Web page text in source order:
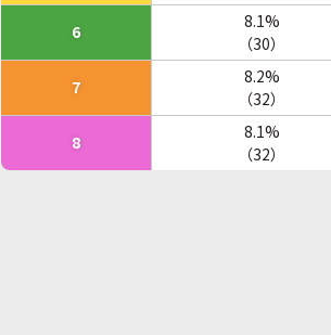
6
8.1%
（30）
7
8.2%
（32）
8
8.1%
（32）